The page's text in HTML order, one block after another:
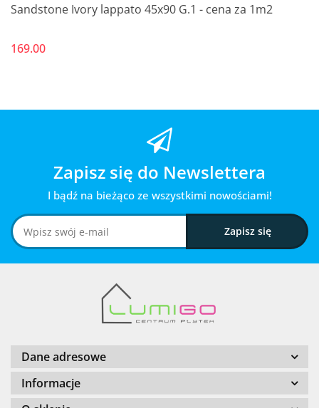
Sandstone Ivory lappato 45x90 G.1 - cena za 1m2
169.00
Zapisz się do Newslettera
I bądź na bieżąco ze wszystkimi nowościami!
Dane adresowe
Informacje